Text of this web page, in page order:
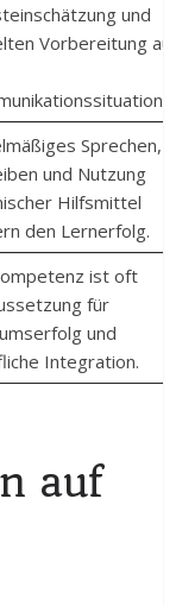
und
Vorbereitung auf
Sprechen,
und Nutzung
Hilfsmittel
den Lernerfolg.
ist oft
für
und
Integration.
auf